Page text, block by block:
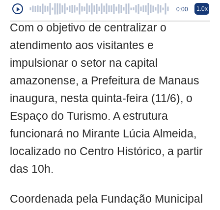
0:00 1.0x
Com o objetivo de centralizar o
atendimento aos visitantes e
impulsionar o setor na capital
amazonense, a Prefeitura de Manaus
inaugura, nesta quinta-feira (11/6), o
Espaço do Turismo. A estrutura
funcionará no Mirante Lúcia Almeida,
localizado no Centro Histórico, a partir
das 10h.
Coordenada pela Fundação Municipal